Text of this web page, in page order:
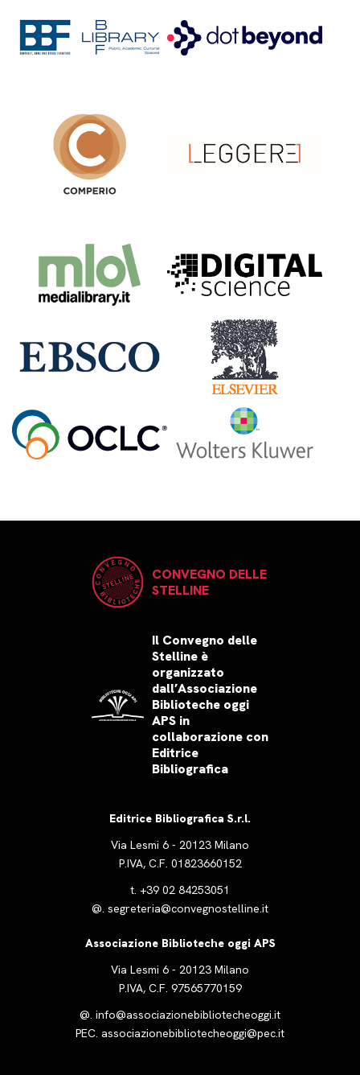
CONVEGNO DELLE
STELLINE
Il Convegno delle
Stelline è
organizzato
dall’Associazione
Biblioteche oggi
APS in
collaborazione con
Editrice
Bibliografica
Editrice Bibliografica S.r.l.
Via Lesmi 6 - 20123 Milano
P.IVA, C.F. 01823660152
t. +39 02 84253051
@. segreteria@convegnostelline.it
Associazione Biblioteche oggi APS
Via Lesmi 6 - 20123 Milano
P.IVA, C.F. 97565770159
@. info@associazionebibliotecheoggi.it
PEC. associazionebibliotecheoggi@pec.it